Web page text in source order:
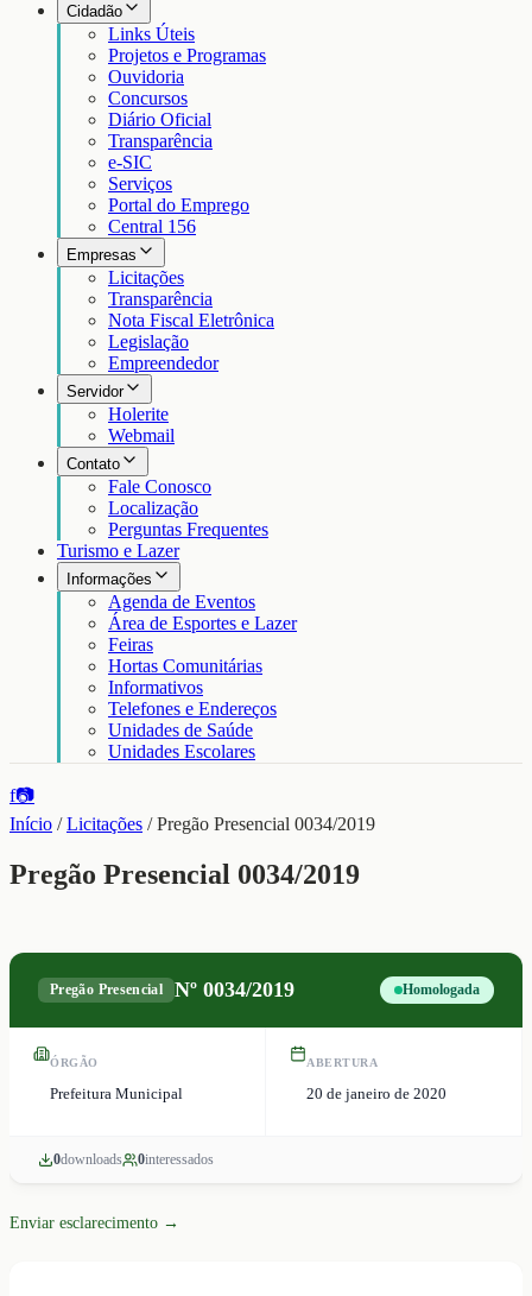
Cidadão
Links Úteis
Projetos e Programas
Ouvidoria
Concursos
Diário Oficial
Transparência
e-SIC
Serviços
Portal do Emprego
Central 156
Empresas
Licitações
Transparência
Nota Fiscal Eletrônica
Legislação
Empreendedor
Servidor
Holerite
Webmail
Contato
Fale Conosco
Localização
Perguntas Frequentes
Turismo e Lazer
Informações
Agenda de Eventos
Área de Esportes e Lazer
Feiras
Hortas Comunitárias
Informativos
Telefones e Endereços
Unidades de Saúde
Unidades Escolares
f📷
Início /Licitações /Pregão Presencial 0034/2019
Pregão Presencial 0034/2019
Pregão Presencial Nº0034/2019 Homologada
ÓRGÃO
Prefeitura Municipal
ABERTURA
20 de janeiro de 2020
0downloads 0interessados
Enviar esclarecimento →